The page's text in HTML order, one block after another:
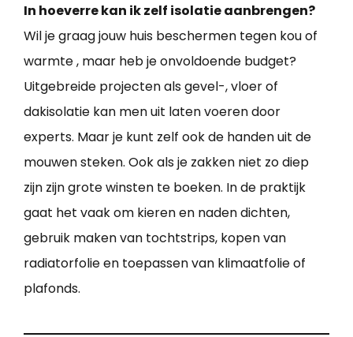
In hoeverre kan ik zelf isolatie aanbrengen?
Wil je graag jouw huis beschermen tegen kou of
warmte , maar heb je onvoldoende budget?
Uitgebreide projecten als gevel-, vloer of
dakisolatie kan men uit laten voeren door
experts. Maar je kunt zelf ook de handen uit de
mouwen steken. Ook als je zakken niet zo diep
zijn zijn grote winsten te boeken. In de praktijk
gaat het vaak om kieren en naden dichten,
gebruik maken van tochtstrips, kopen van
radiatorfolie en toepassen van klimaatfolie of
plafonds.